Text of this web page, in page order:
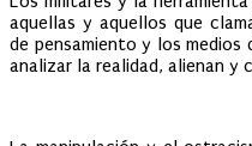
aquellas y aquellos que
de pensamiento y los medios
analizar la realidad, alienan y